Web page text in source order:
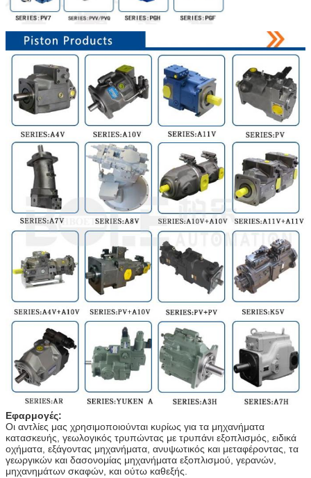
Εφαρμογές:
Οι αντλίες μας χρησιμοποιούνται κυρίως για τα μηχανήματα
κατασκευής, γεωλογικός τρυπώντας με τρυπάνι εξοπλισμός, ειδικά
οχήματα, εξάγοντας μηχανήματα, ανυψωτικός και μεταφέροντας, τα
γεωργικών και δασονομίας μηχανήματα εξοπλισμού, γερανών,
μηχανημάτων σκαφών, και ούτω καθεξής.